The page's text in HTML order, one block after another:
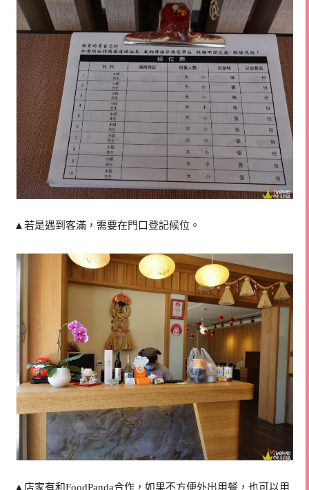
▲若是遇到客滿，需要在門口登記候位。
▲店家有和FoodPanda合作，如果不方便外出用餐，也可以用